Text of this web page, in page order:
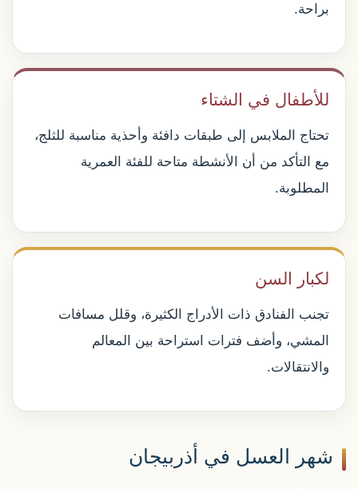
براحة.
للأطفال في الشتاء
تحتاج الملابس إلى طبقات دافئة وأحذية مناسبة للثلج،
مع التأكد من أن الأنشطة متاحة للفئة العمرية
المطلوبة.
لكبار السن
تجنب الفنادق ذات الأدراج الكثيرة، وقلل مسافات
المشي، وأضف فترات استراحة بين المعالم
والانتقالات.
شهر العسل في أذربيجان